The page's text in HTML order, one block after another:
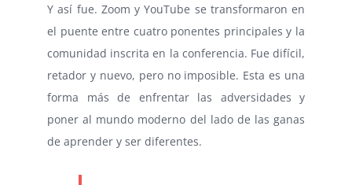
Y así fue. Zoom y YouTube se transformaron en
el puente entre cuatro ponentes principales y la
comunidad inscrita en la conferencia. Fue difícil,
retador y nuevo, pero no imposible. Esta es una
forma más de enfrentar las adversidades y
poner al mundo moderno del lado de las ganas
de aprender y ser diferentes.